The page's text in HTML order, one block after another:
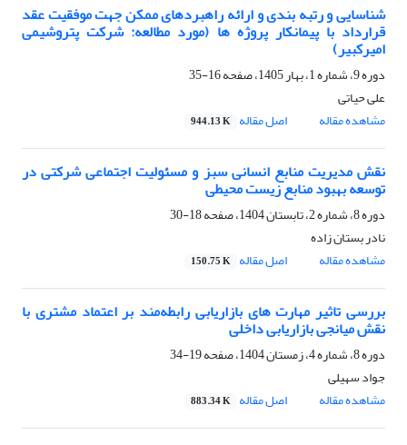
شناسایی و رتبه بندی و ارائه راهبردهای ممکن جهت موفقیت عقد
قرارداد با پیمانکار پروژه ها (مورد مطالعه: شرکت پتروشیمی
امیرکبیر)
دوره 9، شماره 1، بهار 1405، صفحه
16-35
علی حیاتی
مشاهده مقاله
اصل مقاله 944.13 K
نقش مدیریت منابع انسانی سبز و مسئولیت اجتماعی شرکتی در
توسعه بهبود منابع زیست محیطی
دوره 8، شماره 2، تابستان 1404، صفحه
18-30
نادر بستان زاده
مشاهده مقاله
اصل مقاله 150.75 K
بررسی تاثیر مهارت های بازاریابی رابطه‌مند بر اعتماد مشتری با
نقش میانجی بازاریابی داخلی
دوره 8، شماره 4، زمستان 1404، صفحه
19-34
جواد سهیلی
مشاهده مقاله
اصل مقاله 883.34 K